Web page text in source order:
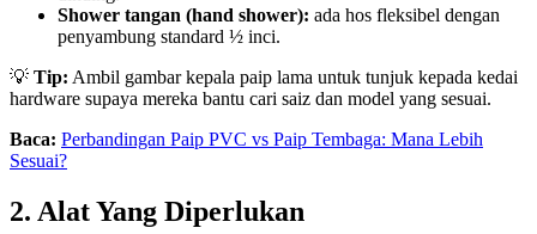
Shower tangan (hand shower): ada hos fleksibel dengan
penyambung standard ½ inci.
💡 Tip: Ambil gambar kepala paip lama untuk tunjuk kepada kedai
hardware supaya mereka bantu cari saiz dan model yang sesuai.
Baca: Perbandingan Paip PVC vs Paip Tembaga: Mana Lebih
Sesuai?
2. Alat Yang Diperlukan